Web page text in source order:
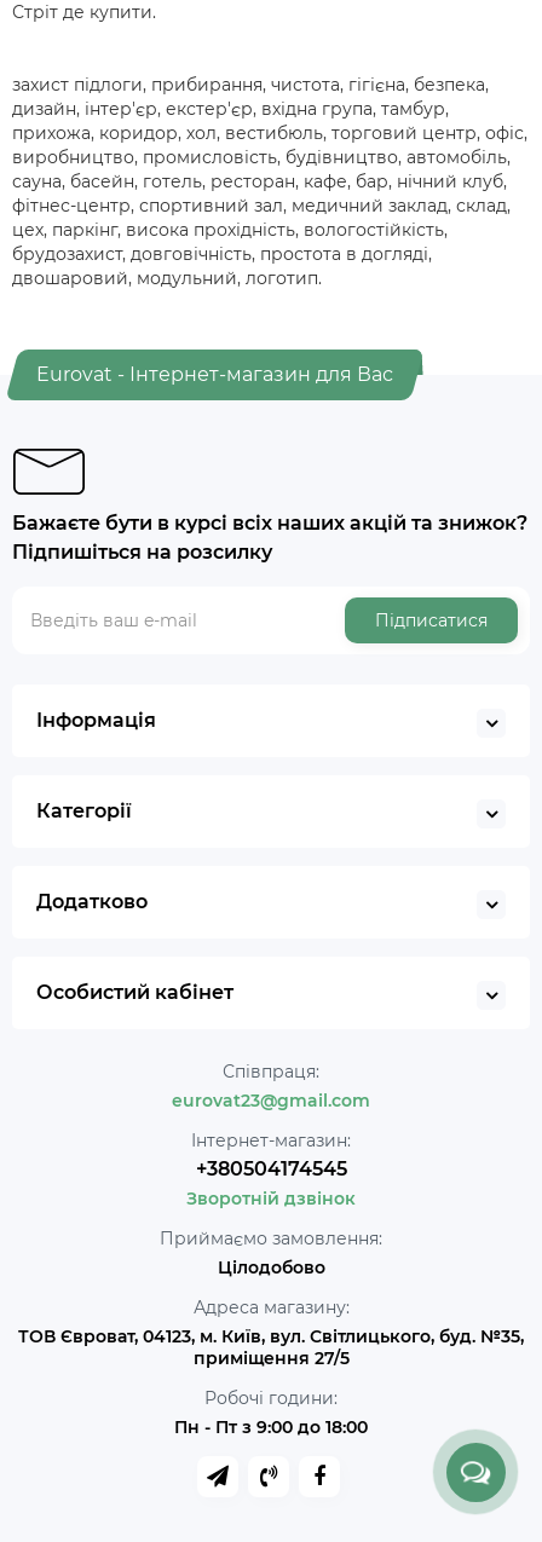
Стріт де купити.
захист підлоги, прибирання, чистота, гігієна, безпека,
дизайн, інтер'єр, екстер'єр, вхідна група, тамбур,
прихожа, коридор, хол, вестибюль, торговий центр, офіс,
виробництво, промисловість, будівництво, автомобіль,
сауна, басейн, готель, ресторан, кафе, бар, нічний клуб,
фітнес-центр, спортивний зал, медичний заклад, склад,
цех, паркінг, висока прохідність, вологостійкість,
брудозахист, довговічність, простота в догляді,
двошаровий, модульний, логотип.
Eurovat - Інтернет-магазин для Вас
Бажаєте бути в курсі всіх наших акцій та знижок?
Підпишіться на розсилку
Підписатися
Інформація
Категорії
Додатково
Особистий кабінет
Співпраця:
eurovat23@gmail.com
Інтернет-магазин:
+380504174545
Зворотній дзвінок
Приймаємо замовлення:
Цілодобово
Адреса магазину:
ТОВ Євроват, 04123, м. Київ, вул. Світлицького, буд. №35,
приміщення 27/5
Робочі години:
Пн - Пт з 9:00 до 18:00